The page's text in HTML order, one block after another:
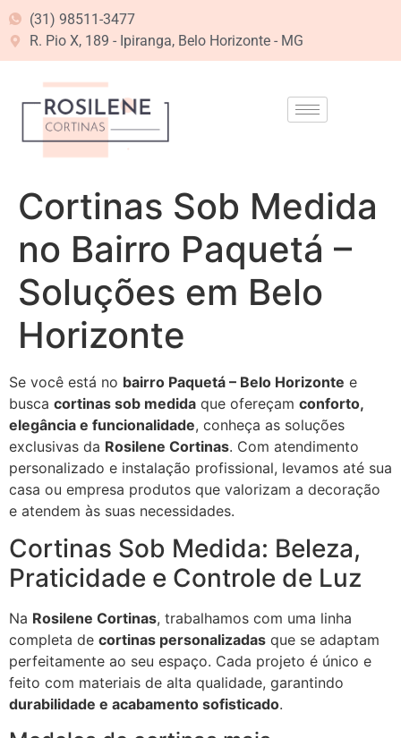
(31) 98511-3477
R. Pio X, 189 - Ipiranga, Belo Horizonte - MG
Cortinas Sob Medida
no Bairro Paquetá –
Soluções em Belo
Horizonte
Se você está no bairro Paquetá – Belo Horizonte e
busca cortinas sob medida que ofereçam conforto,
elegância e funcionalidade, conheça as soluções
exclusivas da Rosilene Cortinas. Com atendimento
personalizado e instalação profissional, levamos até sua
casa ou empresa produtos que valorizam a decoração
e atendem às suas necessidades.
Cortinas Sob Medida: Beleza,
Praticidade e Controle de Luz
Na Rosilene Cortinas, trabalhamos com uma linha
completa de cortinas personalizadas que se adaptam
perfeitamente ao seu espaço. Cada projeto é único e
feito com materiais de alta qualidade, garantindo
durabilidade e acabamento sofisticado.